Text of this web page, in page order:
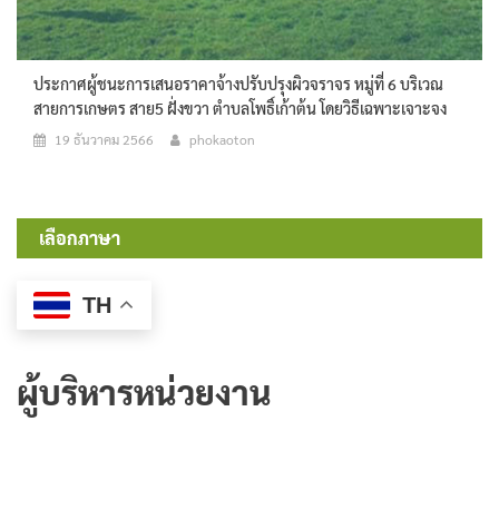
ประกาศผู้ชนะการเสนอราคาจ้างปรับปรุงผิวจราจร หมู่ที่ 6 บริเวณ
สายการเกษตร สาย5 ฝั่งขวา ตำบลโพธิ์เก้าต้น โดยวิธีเฉพาะเจาะจง
19 ธันวาคม 2566 phokaoton
เลือกภาษา
TH
ผู้บริหารหน่วยงาน